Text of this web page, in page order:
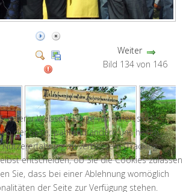
Weiter
Bild 134 von 146
unserer Website. Einige von ihnen sind
der Seite, während andere uns helfen,
zu verbessern (Tracking
entscheiden, ob Sie die Cookies zulassen
Sie, dass bei einer Ablehnung womöglich
der Seite zur Verfügung stehen.